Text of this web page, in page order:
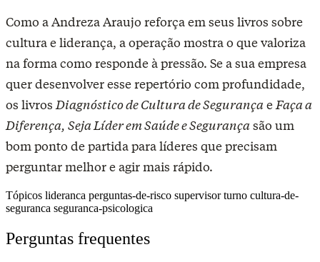
Como a Andreza Araujo reforça em seus livros sobre
cultura e liderança, a operação mostra o que valoriza
na forma como responde à pressão. Se a sua empresa
quer desenvolver esse repertório com profundidade,
os livros Diagnóstico de Cultura de Segurança e Faça a
Diferença, Seja Líder em Saúde e Segurança são um
bom ponto de partida para líderes que precisam
perguntar melhor e agir mais rápido.
Tópicos lideranca perguntas-de-risco supervisorturno cultura-de-
seguranca seguranca-psicologica
Perguntas frequentes